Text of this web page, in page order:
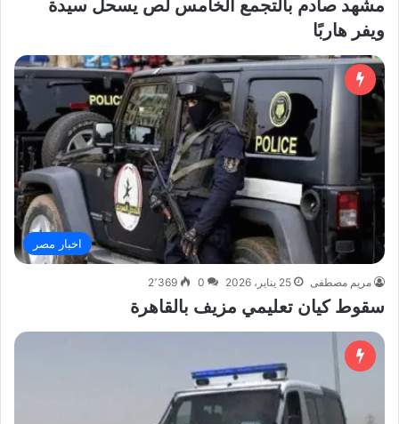
مشهد صادم بالتجمع الخامس لص يسحل سيدة
ويفر هاربًا
اخبار مصر
مريم مصطفى 25 يناير، 2026 0 2٬369
سقوط كيان تعليمي مزيف بالقاهرة